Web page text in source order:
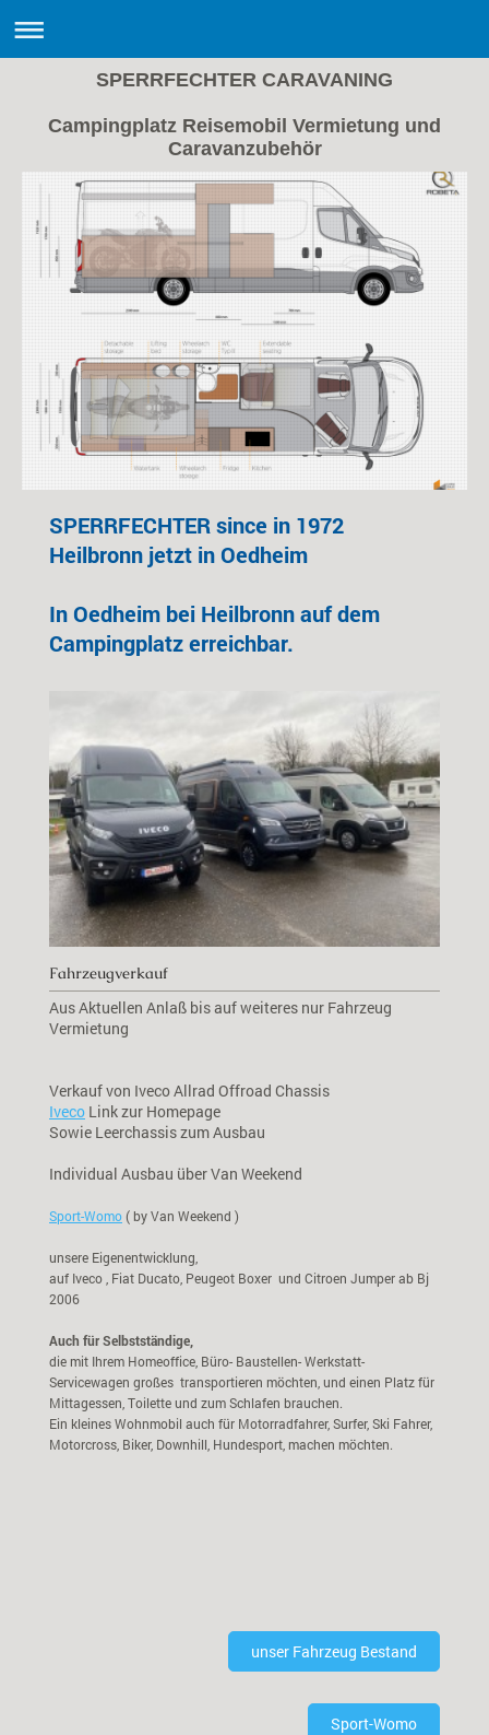
SPERRFECHTER CARAVANING
Campingplatz Reisemobil Vermietung und
Caravanzubehör
SPERRFECHTER since in 1972
Heilbronn jetzt in Oedheim
In Oedheim bei Heilbronn auf dem
Campingplatz erreichbar.
Fahrzeugverkauf
Aus Aktuellen Anlaß bis auf weiteres nur Fahrzeug
Vermietung
Verkauf von Iveco Allrad Offroad Chassis
Iveco Link zur Homepage
Sowie Leerchassis zum Ausbau
Individual Ausbau über Van Weekend
Sport-Womo( by Van Weekend )
unsere Eigenentwicklung,
auf Iveco , Fiat Ducato, Peugeot Boxer und Citroen Jumper ab Bj
2006
Auch für Selbstständige,
die mit Ihrem Homeoffice, Büro- Baustellen- Werkstatt-
Servicewagen großes transportieren möchten, und einen Platz für
Mittagessen, Toilette und zum Schlafen brauchen.
Ein kleines Wohnmobil auch für Motorradfahrer, Surfer, Ski Fahrer,
Motorcross, Biker, Downhill, Hundesport, machen möchten.
unser Fahrzeug Bestand
Sport-Womo